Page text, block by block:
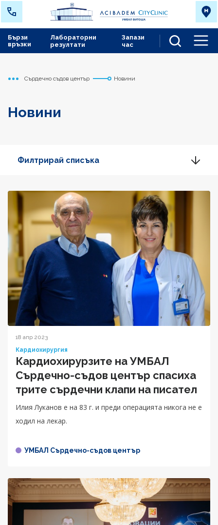
Лабораторни
резултати
Запази
час
Бързи
връзки
Начало
Сърдечно съдов център Новини
Новини
Филтрирай списъка
18 апр 2023
Кардиохирургия
Кардиохирурзите на УМБАЛ
Сърдечно-съдов център спасиха
трите сърдечни клапи на писател
Илия Луканов е на 83 г. и преди операцията никога не е
ходил на лекар.
УМБАЛ Сърдечно-съдов център